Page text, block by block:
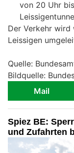
von 20 Uhr
Der Verkehr wird
Leissigen
Quelle:
Bildquelle:
Mail
Spiez BE:
und Zufahrten